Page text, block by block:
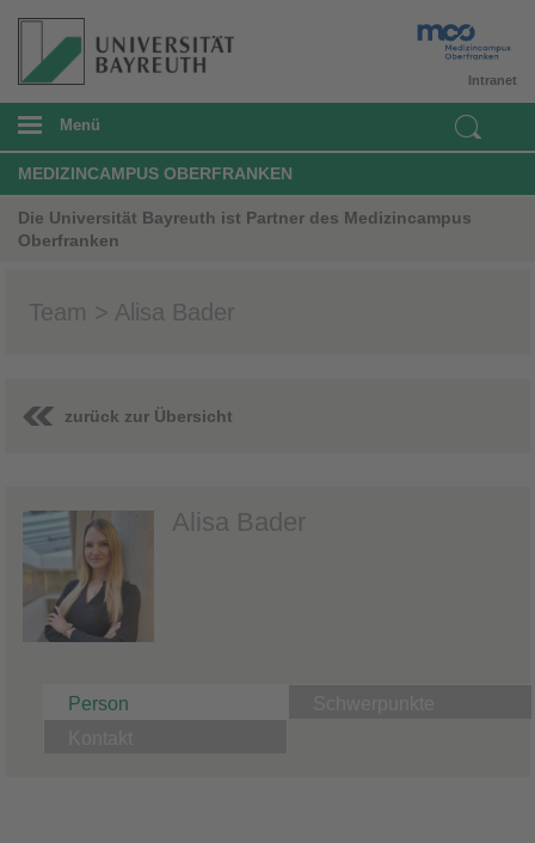
Intranet
Menü
MEDIZINCAMPUS OBERFRANKEN
Die Universität Bayreuth ist Partner des Medizincampus
Oberfranken
Team > Alisa Bader
zurück zur Übersicht
Alisa Bader
Person